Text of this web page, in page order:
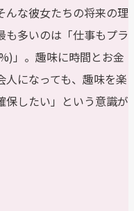
んな彼女たちの将来の理
多いのは「仕事もプラ
」。趣味に時間とお金
になっても、趣味を楽
保したい」という意識が